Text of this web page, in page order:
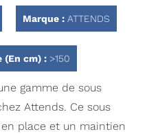
Marque : ATTENDS
(En cm) : >150
gamme de sous
Attends. Ce sous
place et un maintien